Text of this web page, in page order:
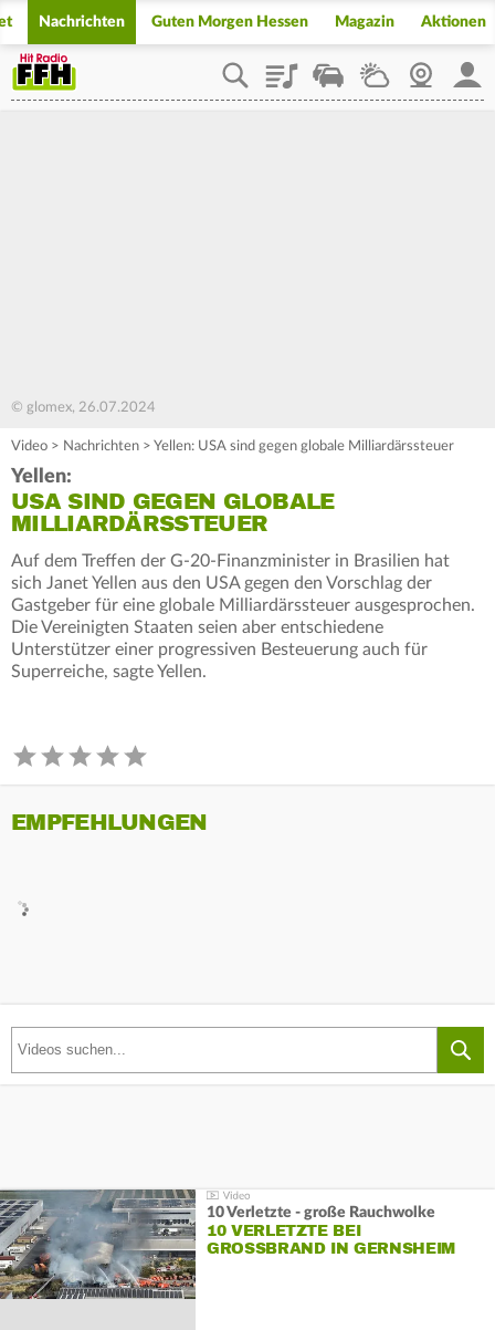
Nachrichten Guten Morgen Hessen Magazin Aktionen
PlaylistStaupilotWetterWebcam
© glomex, 26.07.2024
Video > Nachrichten > Yellen: USA sind gegen globale Milliardärssteuer
Yellen:
USA SIND GEGEN GLOBALE
MILLIARDÄRSSTEUER
Auf dem Treffen der G-20-Finanzminister in Brasilien hat
sich Janet Yellen aus den USA gegen den Vorschlag der
Gastgeber für eine globale Milliardärssteuer ausgesprochen.
Die Vereinigten Staaten seien aber entschiedene
Unterstützer einer progressiven Besteuerung auch für
Superreiche, sagte Yellen.
EMPFEHLUNGEN
10 Verletzte - große Rauchwolke
10 VERLETZTE BEI
GROSSBRAND IN GERNSHEIM